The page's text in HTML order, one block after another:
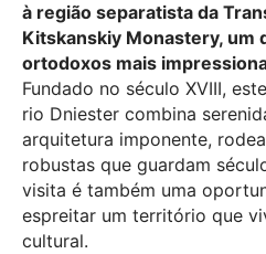
à região separatista da
Kitskanskiy Monastery, um
ortodoxos mais
Fundado no século XVIII,
rio Dniester combina
arquitetura imponente,
robustas que guardam
visita é também uma
espreitar um território que
cultural.